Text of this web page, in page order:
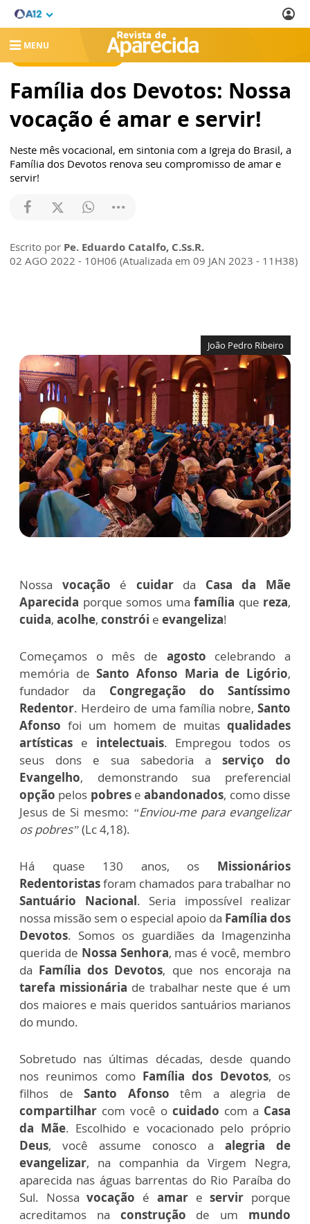
MENU
REVISTA DE APARECIDA
Família dos Devotos: Nossa
vocação é amar e servir!
Neste mês vocacional, em sintonia com a Igreja do Brasil, a
Família dos Devotos renova seu compromisso de amar e
servir!
Escrito por Pe. Eduardo Catalfo, C.Ss.R.
02 AGO 2022 - 10H06 (Atualizada em 09 JAN 2023 - 11H38)
João Pedro Ribeiro
Nossa vocação é cuidarda Casa da Mãe
Aparecida porque somos uma família que reza,
cuida, acolhe, constrói e evangeliza!
Começamos o mês de agosto celebrando a
memória deSanto Afonso Maria de Ligório,
fundador da Congregação do Santíssimo
Redentor. Herdeiro de uma família nobre, Santo
Afonso foi um homem de muitas qualidades
artísticas e intelectuais. Empregou todos os
seus dons e sua sabedoria a serviço do
Evangelho, demonstrando sua preferencial
opção pelos pobreseabandonados, como disse
Jesus de Si mesmo: “Enviou-me para evangelizar
os pobres”(Lc 4,18).
Há quase 130 anos, os Missionários
Redentoristasforam chamados para trabalhar no
Santuário Nacional. Seria impossível realizar
nossa missão sem o especial apoio da Família dos
Devotos. Somos os guardiães da Imagenzinha
querida de Nossa Senhora, mas é você, membro
da Família dos Devotos, que nos encoraja na
tarefa missionária de trabalhar neste que é um
dos maiores e mais queridos santuários marianos
do mundo.
Sobretudo nas últimas décadas, desde quando
nos reunimos como Família dos Devotos, os
filhos deSanto Afonso têm a alegria de
compartilhar com você o cuidado com a Casa
da Mãe. Escolhido e vocacionado pelo próprio
Deus, você assume conosco a alegria de
evangelizar, na companhia da Virgem Negra,
aparecida nas águas barrentas do Rio Paraíba do
Sul. Nossavocação é amareservir porque
acreditamos na construção de um mundo